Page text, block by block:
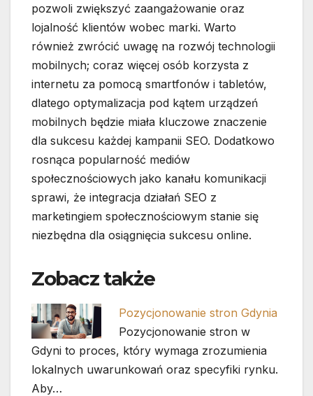
pozwoli zwiększyć zaangażowanie oraz
lojalność klientów wobec marki. Warto
również zwrócić uwagę na rozwój technologii
mobilnych; coraz więcej osób korzysta z
internetu za pomocą smartfonów i tabletów,
dlatego optymalizacja pod kątem urządzeń
mobilnych będzie miała kluczowe znaczenie
dla sukcesu każdej kampanii SEO. Dodatkowo
rosnąca popularność mediów
społecznościowych jako kanału komunikacji
sprawi, że integracja działań SEO z
marketingiem społecznościowym stanie się
niezbędna dla osiągnięcia sukcesu online.
Zobacz także
Pozycjonowanie stron Gdynia
Pozycjonowanie stron w
Gdyni to proces, który wymaga zrozumienia
lokalnych uwarunkowań oraz specyfiki rynku.
Aby…